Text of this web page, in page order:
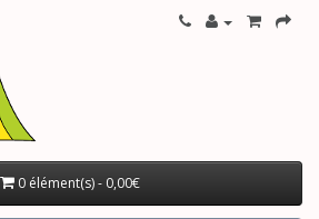
0 élément(s) - 0,00€